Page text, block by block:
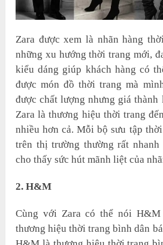
Zara được xem là nhãn hàng
những xu hướng thời trang mới,
kiểu dáng giúp khách hàng có
được món đồ thời trang mà
được chất lượng nhưng giá
Zara là thương hiệu thời trang
nhiều hơn cả. Mỗi bộ sưu tập
trên thị trường thường rất nhanh
cho thấy sức hút mãnh liệt của
2. H&M
Cùng với Zara có thể nói
thương hiệu thời trang bình dân